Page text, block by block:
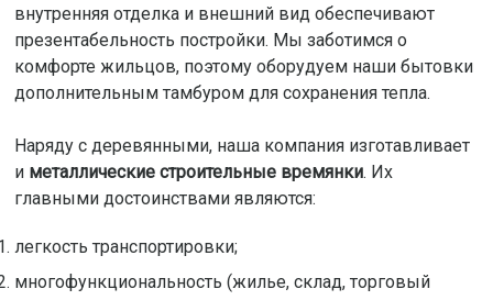
внутренняя отделка и внешний вид обеспечивают
презентабельность постройки. Мы заботимся о
комфорте жильцов, поэтому оборудуем наши бытовки
дополнительным тамбуром для сохранения тепла.
Наряду с деревянными, наша компания изготавливает
и металлические строительные времянки. Их
главными достоинствами являются:
легкость транспортировки;
многофункциональность (жилье, склад, торговый